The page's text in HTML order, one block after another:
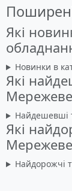
Які
Новинки в
Які
Найдешевші
Які
Найдорожчі